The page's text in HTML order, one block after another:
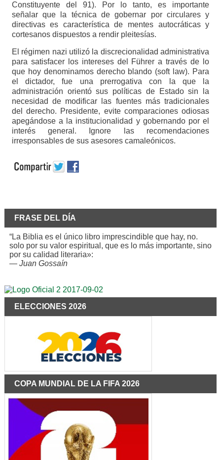
Constituyente del 91). Por lo tanto, es importante
señalar que la técnica de gobernar por circulares y
directivas es característica de mentes autocráticas y
cortesanos dispuestos a rendir pleitesías.
El régimen nazi utilizó la discrecionalidad administrativa
para satisfacer los intereses del Führer a través de lo
que hoy denominamos derecho blando (soft law). Para
el dictador, fue una prerrogativa con la que la
administración orientó sus políticas de Estado sin la
necesidad de modificar las fuentes más tradicionales
del derecho. Presidente, evite comparaciones odiosas
apegándose a la institucionalidad y gobernando por el
interés general. Ignore las recomendaciones
irresponsables de sus asesores camaleónicos.
FRASE DEL DÍA
“La Biblia es el único libro imprescindible que hay, no.
solo por su valor espiritual, que es lo más importante, sino
por su calidad literaria»:
— Juan Gossaín
ELECCIONES 2026
COPA MUNDIAL DE LA FIFA 2026